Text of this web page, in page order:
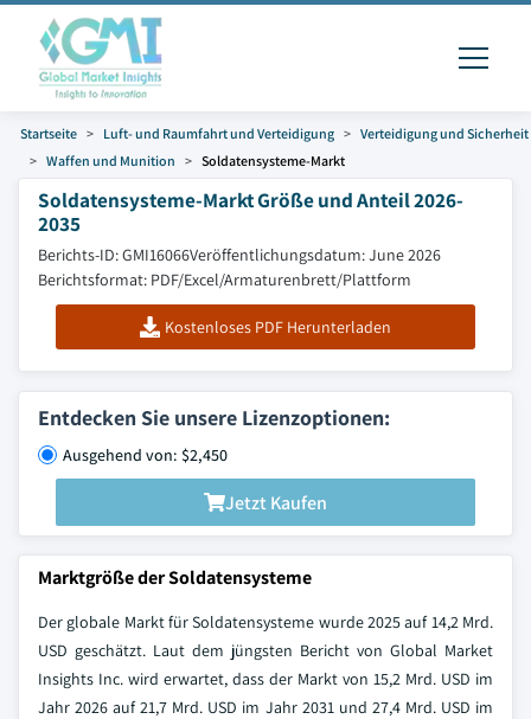
Startseite Luft- und Raumfahrt und Verteidigung
Verteidigung und Sicherheit
Waffen und Munition
Soldatensysteme-Markt
Soldatensysteme-Markt Größe und Anteil 2026-
2035
Berichts-ID: GMI16066Veröffentlichungsdatum: June 2026
Berichtsformat: PDF/Excel/Armaturenbrett/Plattform
Kostenloses PDF Herunterladen
Entdecken Sie unsere Lizenzoptionen:
Ausgehend von: $2,450
Jetzt Kaufen
Marktgröße der Soldatensysteme
Der globale Markt für Soldatensysteme wurde 2025 auf 14,2 Mrd.
USD geschätzt. Laut dem jüngsten Bericht von Global Market
Insights Inc. wird erwartet, dass der Markt von 15,2 Mrd. USD im
Jahr 2026 auf 21,7 Mrd. USD im Jahr 2031 und 27,4 Mrd. USD im